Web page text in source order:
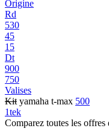
Origine
Rd
530
45
15
Dt
900
750
Valises
Kit yamaha t-max 500
1tek
Comparez toutes les